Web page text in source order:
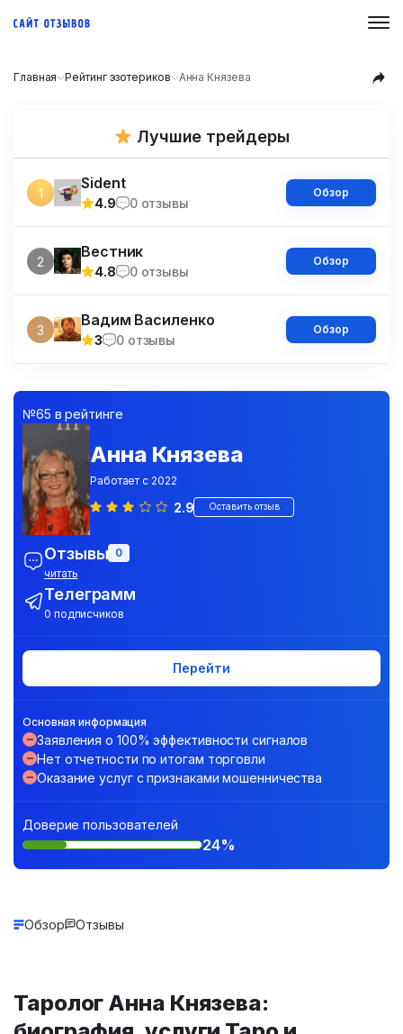
Главная Рейтинг эзотериков Анна Князева
Лучшие трейдеры
1
Sident
4.9 0 отзывы
Обзор
2
Вестник
4.8 0 отзывы
Обзор
3
Вадим Василенко
3 0 отзывы
Обзор
№65 в рейтинге
Анна Князева
Работает с 2022
2.9 Оставить отзыв
Отзывы 0
читать
Телеграмм
0 подписчиков
Основная информация
Заявления о 100% эффективности сигналов
Нет отчетности по итогам торговли
Оказание услуг с признаками мошенничества
Перейти
Доверие пользователей
24%
Обзор Отзывы
Таролог Анна Князева: